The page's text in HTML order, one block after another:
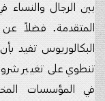
بين الرجال والنساء
المتقدمة. فضلاً عن
البكالوريوس تفيد
تنطوي على تغيير
في المؤسسات